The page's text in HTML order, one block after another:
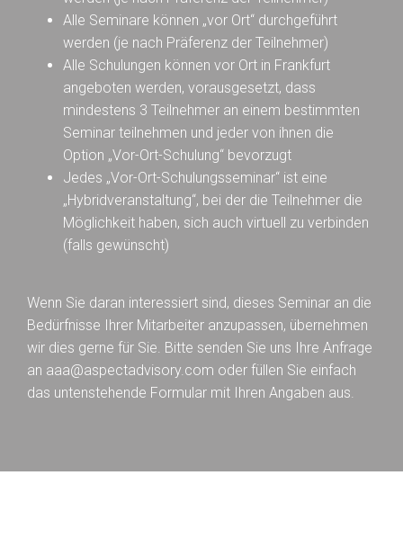
Alle Seminare können „vor Ort“ durchgeführt
werden (je nach Präferenz der Teilnehmer)
Alle Schulungen können vor Ort in Frankfurt
angeboten werden, vorausgesetzt, dass
mindestens 3 Teilnehmer an einem bestimmten
Seminar teilnehmen und jeder von ihnen die
Option „Vor-Ort-Schulung“ bevorzugt
Jedes „Vor-Ort-Schulungsseminar“ ist eine
„Hybridveranstaltung“, bei der die Teilnehmer die
Möglichkeit haben, sich auch virtuell zu verbinden
(falls gewünscht)
Wenn Sie daran interessiert sind, dieses Seminar an die
Bedürfnisse Ihrer Mitarbeiter anzupassen, übernehmen
wir dies gerne für Sie. Bitte senden Sie uns Ihre Anfrage
an aaa@aspectadvisory.com oder füllen Sie einfach
das untenstehende Formular mit Ihren Angaben aus.